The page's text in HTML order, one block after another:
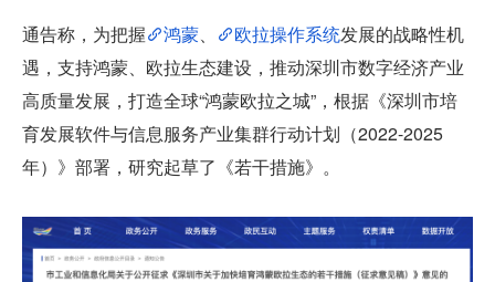
通告称，为把握 鸿蒙、 欧拉操作系统发展的战略性机
遇，支持鸿蒙、欧拉生态建设，推动深圳市数字经济产业
高质量发展，打造全球“鸿蒙欧拉之城”，根据《深圳市培
育发展软件与信息服务产业集群行动计划（2022-2025
年）》部署，研究起草了《若干措施》。